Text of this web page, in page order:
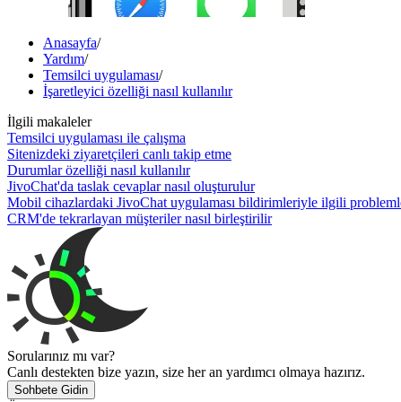
Anasayfa/
Yardım/
Temsilci uygulaması/
İşaretleyici özelliği nasıl kullanılır
İlgili makaleler
Temsilci uygulaması ile çalışma
Sitenizdeki ziyaretçileri canlı takip etme
Durumlar özelliği nasıl kullanılır
JivoChat'da taslak cevaplar nasıl oluşturulur
Mobil cihazlardaki JivoChat uygulaması bildirimleriyle ilgili
CRM'de tekrarlayan müşteriler nasıl birleştirilir
Sorularınız mı var?
Canlı destekten bize yazın, size her an yardımcı olmaya hazırız.
Sohbete Gidin